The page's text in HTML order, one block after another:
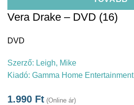
Vera Drake – DVD (16)
DVD
Szerző: Leigh, Mike
Kiadó: Gamma Home Entertainment
1.990 Ft (Online ár)